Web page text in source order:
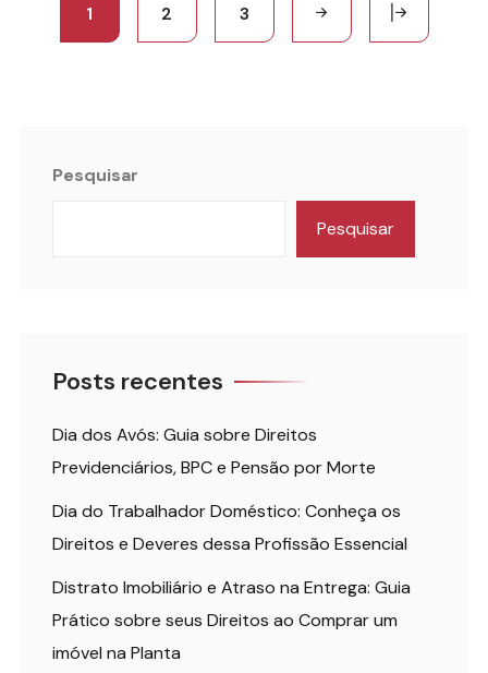
1 2 3
Pesquisar
Pesquisar
Posts recentes
Dia dos Avós: Guia sobre Direitos
Previdenciários, BPC e Pensão por Morte
Dia do Trabalhador Doméstico: Conheça os
Direitos e Deveres dessa Profissão Essencial
Distrato Imobiliário e Atraso na Entrega: Guia
Prático sobre seus Direitos ao Comprar um
imóvel na Planta